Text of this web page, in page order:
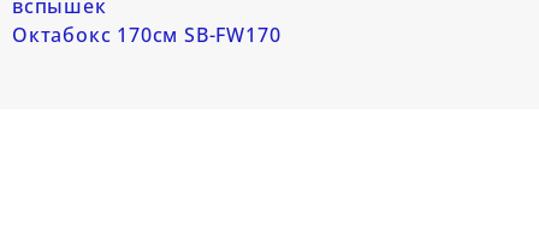
вспышек
Октабокс 170см SB-FW170